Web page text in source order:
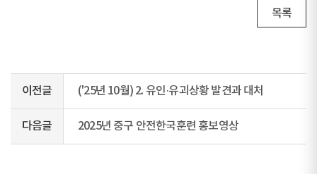
목록
이전글 ('25년 10월) 2. 유인·유괴상황 발견과 대처
다음글 2025년 중구 안전한국훈련 홍보영상